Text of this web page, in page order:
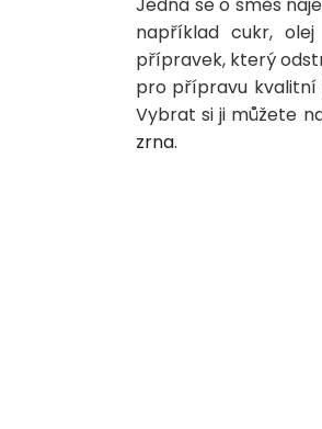
například cukr,
přípravek, který
pro přípravu kvalitní
Vybrat si ji můžete
zrna.